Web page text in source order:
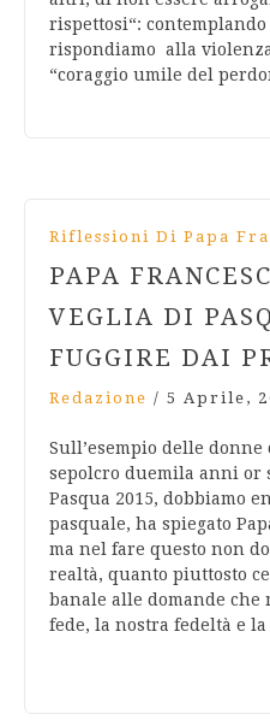
rispettosi“:
rispondiamo alla
“coraggio umile del
Riflessioni Di Papa
PAPA
VEGLIA DI
FUGGIRE DAI
Redazione / 5 Aprile,
Sull’esempio delle
sepolcro duemila anni or
Pasqua 2015, dobbiamo
pasquale, ha spiegato
ma nel fare questo non
realtà, quanto piuttosto
banale alle domande
fede, la nostra fedeltà e la